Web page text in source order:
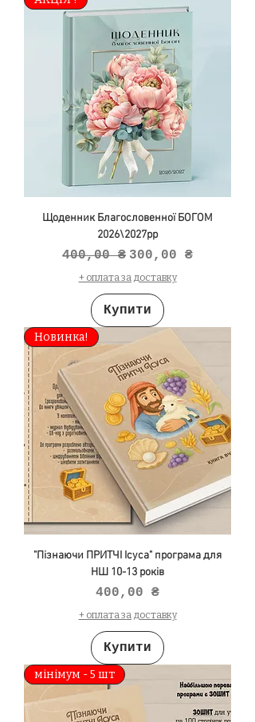
Щоденник Благословенної БОГОМ
2026\2027рр
Звичайна ціна
400,00 ₴ За розпродажем
300,00 ₴
+ оплата за доставку
Купити
Новинка!
"Пізнаючи ПРИТЧІ Ісуса" програма для
НШ 10-13 років
Ціна
400,00 ₴
+ оплата за доставку
Купити
мінімум - 5 шт